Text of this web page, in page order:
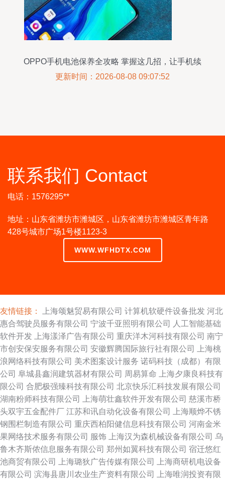
OPPO手机电池保养全攻略 掌握这几招，让手机续
航更持久
更新时间：2026-08-08 09:07:52
联系我们 Contact
电话：1576295**
地址：山东省潍坊市潍城区，山东省潍坊市潍城区青年路
428号城市广场1号楼1123-3
WWW.WFHDTX.COM
友情链接： 上海颂魅贸易有限公司 计算机软硬件设备批发 河北
惠合驾驶员服务有限公司 宁波千亚照明有限公司
人工智能基础
软件开发
上海漾泽广告有限公司 重庆洋木河科技有限公司 南宁
市创安保安服务有限公司 安徽辉腾国际旅行社有限公司
上海桃
浪网络科技有限公司 美术图案设计服务 诺码科技（成都）有限
公司 阜城县鑫润建筑器材有限公司 周易算命
上海夕康良科技有
限公司 合肥极强臻科技有限公司 北京快乐汇科技发展有限公司
湖南粉师科技有限公司
上海萌壮鑫软件开发有限公司 慈溪市桥
头双宇五金配件厂 江苏和讯自动化设备有限公司
上海顺烨不锈
钢围栏制造有限公司 重庆西柏阳健信息科技有限公司 河南金米
果网络技术服务有限公司 服饰 上海汉为森机械设备有限公司 乌
鲁木齐斯侬信息服务有限公司 郑州如翼科技有限公司 宿迁悠红
池商贸有限公司
上海璐狄广告传媒有限公司
上海商研机电设备
有限公司 滨海县唐川农业生产资料有限公司
上海唯润投资有限